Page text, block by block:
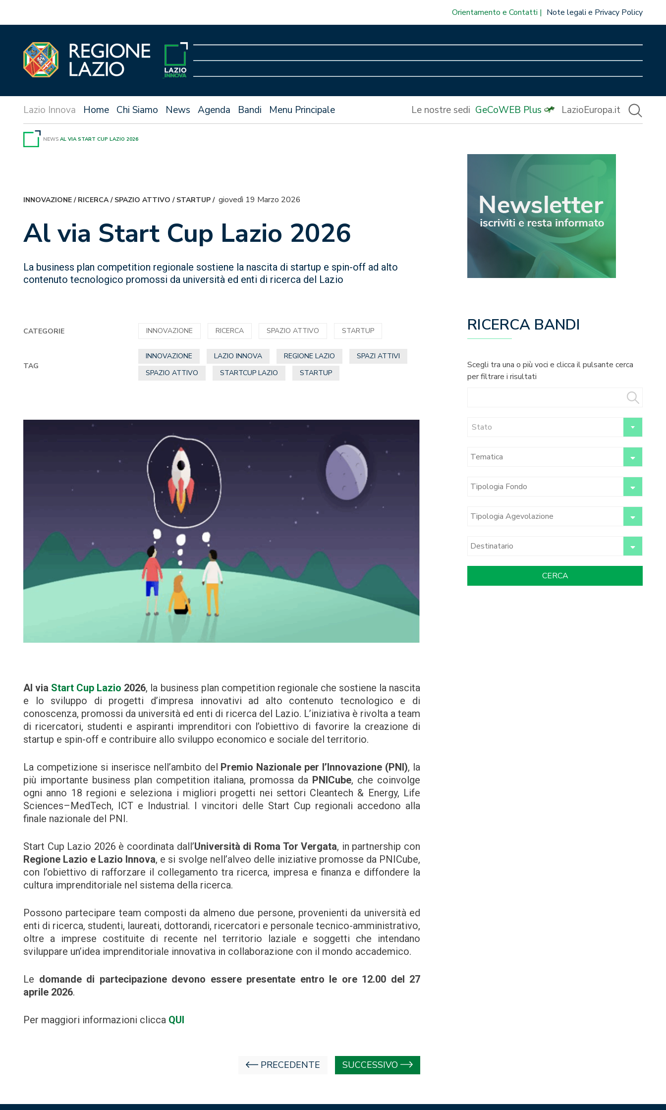
Orientamento e Contatti Note legali e Privacy Policy
Home Chi Siamo News Agenda Bandi Menu Principale Le nostre sedi GeCoWEB Plus LazioEuropa.it
NEWS AL VIA START CUP LAZIO 2026
INNOVAZIONE/ RICERCA/ SPAZIO ATTIVO / STARTUP/ giovedì 19 Marzo 2026
Al via Start Cup Lazio 2026
La business plan competition regionale sostiene la nascita di startup e spin-off ad alto
contenuto tecnologico promossi da università ed enti di ricerca del Lazio
CATEGORIE INNOVAZIONE RICERCA SPAZIO ATTIVO STARTUP
TAG
INNOVAZIONE LAZIO INNOVA REGIONE LAZIO
SPAZI ATTIVI
SPAZIO ATTIVO
STARTCUP LAZIO STARTUP
Al via Start Cup Lazio 2026, la business plan competition regionale che sostiene la nascita
e lo sviluppo di progetti d’impresa innovativi ad alto contenuto tecnologico e di
conoscenza, promossi da università ed enti di ricerca del Lazio. L’iniziativa è rivolta a team
di ricercatori, studenti e aspiranti imprenditori con l’obiettivo di favorire la creazione di
startup e spin-off e contribuire allo sviluppo economico e sociale del territorio.
La competizione si inserisce nell’ambito del Premio Nazionale per l’Innovazione (PNI), la
più importante business plan competition italiana, promossa da PNICube, che coinvolge
ogni anno 18 regioni e seleziona i migliori progetti nei settori Cleantech & Energy, Life
Sciences–MedTech, ICT e Industrial. I vincitori delle Start Cup regionali accedono alla
finale nazionale del PNI.
Start Cup Lazio 2026 è coordinata dall’Università di Roma Tor Vergata, in partnership con
Regione Lazio e Lazio Innova, e si svolge nell’alveo delle iniziative promosse da PNICube,
con l’obiettivo di rafforzare il collegamento tra ricerca, impresa e finanza e diffondere la
cultura imprenditoriale nel sistema della ricerca.
Possono partecipare team composti da almeno due persone, provenienti da università ed
enti di ricerca, studenti, laureati, dottorandi, ricercatori e personale tecnico-amministrativo,
oltre a imprese costituite di recente nel territorio laziale e soggetti che intendano
sviluppare un’idea imprenditoriale innovativa in collaborazione con il mondo accademico.
Le domande di partecipazione devono essere presentate entro le ore 12.00 del 27
aprile 2026.
Per maggiori informazioni clicca QUI
PRECEDENTE SUCCESSIVO
RICERCA BANDI
Scegli tra una o più voci e clicca il pulsante cerca
per filtrare i risultati
Stato